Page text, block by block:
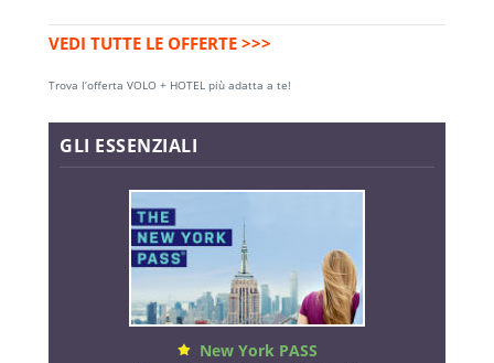
VEDI TUTTE LE OFFERTE >>>
Trova l’offerta VOLO + HOTEL più adatta a te!
GLI ESSENZIALI
New York PASS